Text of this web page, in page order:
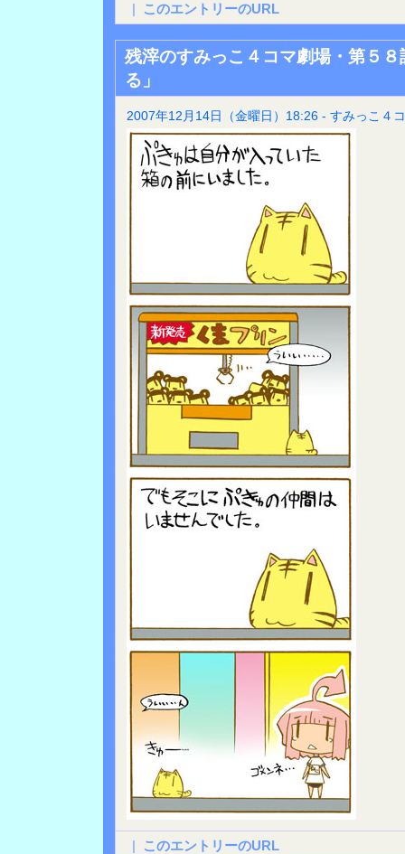
| このエントリーのURL
残滓のすみっこ４コマ劇場・第５
る」
2007年12月14日（金曜日）18:26 - すみっこ４
| このエントリーのURL